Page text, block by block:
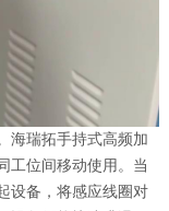
海瑞拓手持式高频加
工位间移动使用。当
设备，将感应线圈对